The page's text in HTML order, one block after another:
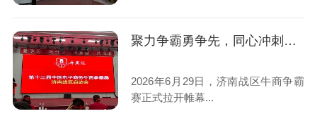
聚力争霸勇争先，同心冲刺创佳绩！山东鲁磁临磨集团出征济南战区牛商争霸赛
2026年6月29日，济南战区牛商争霸
赛正式拉开帷幕...